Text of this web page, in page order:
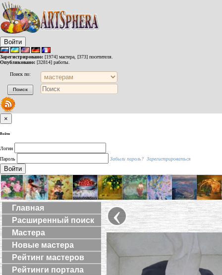
Войти
Зарегистрировано: [1974] мастера, [373] посетителя.
Опубликовано: [32814] работы.
Поиск по:
×
Войти
Логин
Пароль
Забыли пароль? Зарегистрироваться
Войти
Главная
Расширенный поиск
Мастера
Новые мастера
Рейтинг мастеров
Рейтинги портала
‹